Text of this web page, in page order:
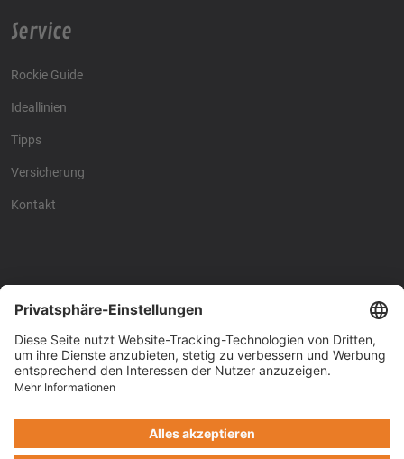
Service
Rockie Guide
Ideallinien
Tipps
Versicherung
Kontakt
Racing4fun - Alles über
Racing4fun - Alles über
Copyright © Racing4Fun 2024 Impressum
Cookie-Einstellungen